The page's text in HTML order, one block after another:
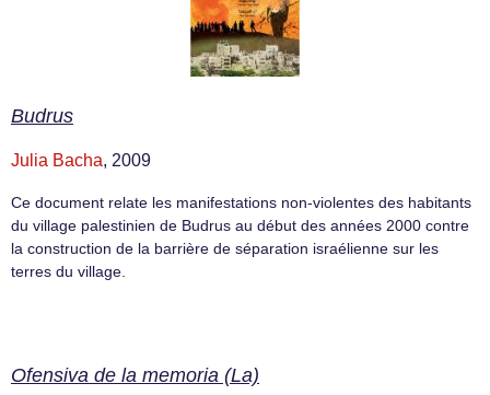
Budrus
Julia Bacha, 2009
Ce document relate les manifestations non-violentes des habitants
du village palestinien de Budrus au début des années 2000 contre
la construction de la barrière de séparation israélienne sur les
terres du village.
Ofensiva de la memoria (La)